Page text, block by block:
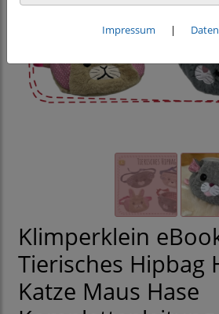
Klimperklein
Tierisches Hipbag
Katze Maus Hase
Impressum |